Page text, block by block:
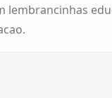
lembrancinhas